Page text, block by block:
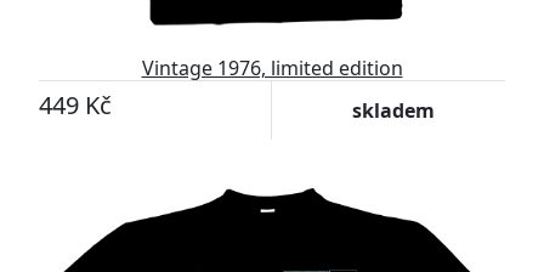
Vintage 1976, limited edition
449 Kč skladem